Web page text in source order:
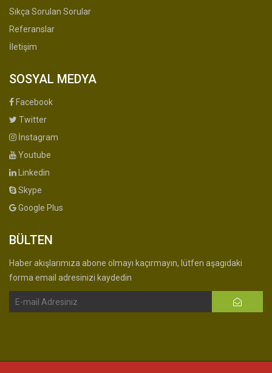
Sıkça Sorulan Sorular
Referanslar
İletişim
SOSYAL MEDYA
Facebook
Twitter
İnstagram
Youtube
Linkedin
Skype
Google Plus
BÜLTEN
Haber akışlarımıza abone olmayı kaçırmayın, lütfen aşagıdaki
forma email adresinizi kaydedin